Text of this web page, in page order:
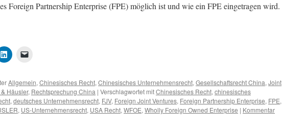
Foreign Partnership Enterprise (FPE) möglich ist und wie ein FPE eingetragen wird.
Allgemein, Chinesisches Recht, Chinesisches Unternehmensrecht, Gesellschaftsrecht China, Joint
Häusler, Rechtsprechung China | Verschlagwortet mitChinesisches Recht, chinesisches
, deutsches Unternehmensrecht, FJV, Foreign Joint Ventures, Foreign Partnership Enterprise, FPE,
, US-Unternehmensrecht, USA Recht, WFOE, Wholly Foreign Owned Enterprise | Kommentar